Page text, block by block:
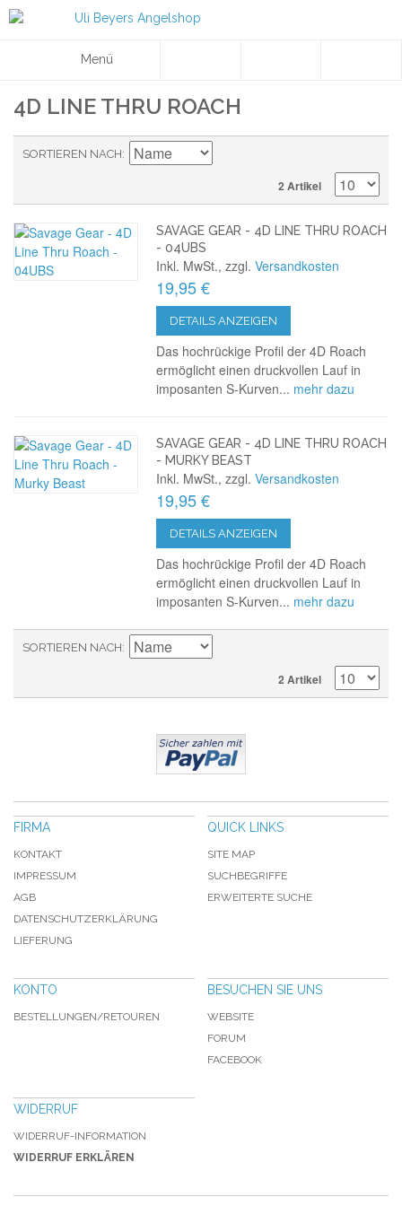
Menü
4D LINE THRU ROACH
SORTIEREN NACH
2 Artikel
SAVAGE GEAR - 4D LINE THRU ROACH
- 04UBS
Inkl. MwSt., zzgl.Versandkosten
19,95 €
DETAILS ANZEIGEN
Das hochrückige Profil der 4D Roach
ermöglicht einen druckvollen Lauf in
imposanten S-Kurven... mehr dazu
SAVAGE GEAR - 4D LINE THRU ROACH
- MURKY BEAST
Inkl. MwSt., zzgl.Versandkosten
19,95 €
DETAILS ANZEIGEN
Das hochrückige Profil der 4D Roach
ermöglicht einen druckvollen Lauf in
imposanten S-Kurven... mehr dazu
SORTIEREN NACH
2 Artikel
FIRMA
KONTAKT
IMPRESSUM
AGB
DATENSCHUTZERKLÄRUNG
LIEFERUNG
QUICK LINKS
SITE MAP
SUCHBEGRIFFE
ERWEITERTE SUCHE
KONTO
BESTELLUNGEN/RETOUREN
BESUCHEN SIE UNS
WEBSITE
FORUM
FACEBOOK
WIDERRUF
WIDERRUF-INFORMATION
WIDERRUF ERKLÄREN